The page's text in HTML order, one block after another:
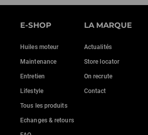
E-SHOP
Huiles moteur
Maintenance
Entretien
Lifestyle
Tous les produits
Echanges & retours
LA MARQUE
Actualités
Store locator
On recrute
Contact